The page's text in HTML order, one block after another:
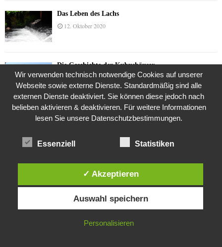
Das Leben des Lachs
12. Oktober 2020
Die Geschichte der Kubushäuser
9. Juli 2018
Was ist denn das? -Mars „SOL 735“ Rover Curiosity
Die Straße radikalisiert jeden Tag ein Stückchen
Diese Website verwendet Cookies. Durch die weitere Nutzung dieser
Website stimmst du der Verwendung von Cookies zu.
IN ORDNUNG
Wir verwenden technisch notwendige Cookies auf unserer
Webseite sowie externe Dienste. Standardmäßig sind alle
externen Dienste deaktiviert. Sie können diese jedoch nach
belieben aktivieren & deaktivieren. Für weitere Informationen
lesen Sie unsere Datenschutzbestimmungen.
Essenziell Statistiken
✓ Akzeptieren
Auswahl speichern
Personalisieren